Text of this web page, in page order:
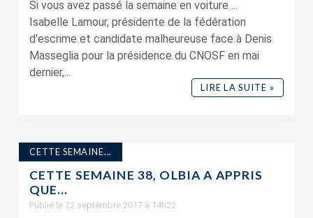
Si vous avez passé la semaine en voiture ...
Isabelle Lamour, présidente de la fédération
d'escrime et candidate malheureuse face à Denis
Masseglia pour la présidence du CNOSF en mai
dernier,...
LIRE LA SUITE »
CETTE SEMAINE...
CETTE SEMAINE 38, OLBIA A APPRIS
QUE…
Publié le 22 septembre 2017 à 14h22